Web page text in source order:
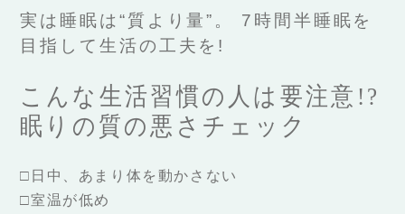
実は睡眠は“質より量”。 7時間半睡眠を
目指して生活の工夫を!
こんな生活習慣の人は要注意!?
眠りの質の悪さチェック
□日中、あまり体を動かさない
□室温が低め